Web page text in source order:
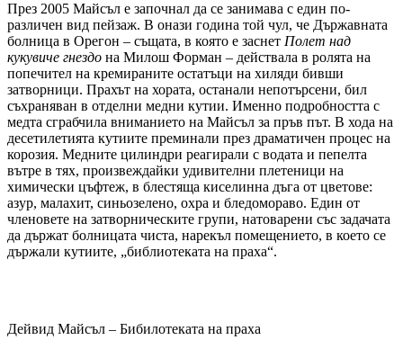
През 2005 Майсъл е започнал да се занимава с един по-
различен вид пейзаж. В онази година той чул, че Държавната
болница в Орегон – същата, в която е заснет Полет над
кукувиче гнездо на Милош Форман – действала в ролята на
попечител на кремираните остатъци на хиляди бивши
затворници. Прахът на хората, останали непотърсени, бил
съхраняван в отделни медни кутии. Именно подробността с
медта сграбчила вниманието на Майсъл за пръв път. В хода на
десетилетията кутиите преминали през драматичен процес на
корозия. Медните цилиндри реагирали с водата и пепелта
вътре в тях, произвеждайки удивителни плетеници на
химически цъфтеж, в блестяща киселинна дъга от цветове:
азур, малахит, синьозелено, охра и бледомораво. Един от
членовете на затворническите групи, натоварени със задачата
да държат болницата чиста, нарекъл помещението, в което се
държали кутиите, „библиотеката на праха“.
Дейвид Майсъл – Бибилотеката на праха